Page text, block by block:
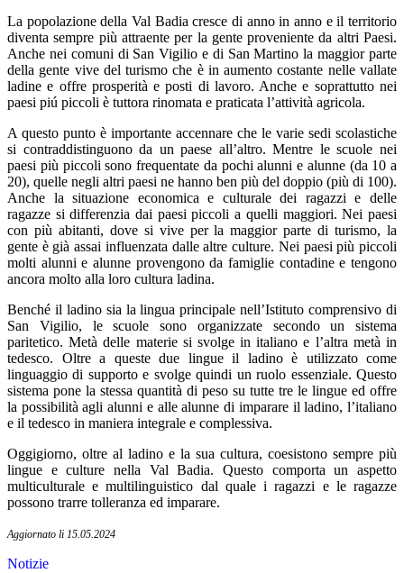
La popolazione della Val Badia cresce di anno in anno e il territorio
diventa sempre più attraente per la gente proveniente da altri Paesi.
Anche nei comuni di San Vigilio e di San Martino la maggior parte
della gente vive del turismo che è in aumento costante nelle vallate
ladine e offre prosperità e posti di lavoro. Anche e soprattutto nei
paesi piú piccoli è tuttora rinomata e praticata l’attività agricola.
A questo punto è importante accennare che le varie sedi scolastiche
si contraddistinguono da un paese all’altro. Mentre le scuole nei
paesi più piccoli sono frequentate da pochi alunni e alunne (da 10 a
20), quelle negli altri paesi ne hanno ben più del doppio (più di 100).
Anche la situazione economica e culturale dei ragazzi e delle
ragazze si differenzia dai paesi piccoli a quelli maggiori. Nei paesi
con più abitanti, dove si vive per la maggior parte di turismo, la
gente è già assai influenzata dalle altre culture. Nei paesi più piccoli
molti alunni e alunne provengono da famiglie contadine e tengono
ancora molto alla loro cultura ladina.
Benché il ladino sia la lingua principale nell’Istituto comprensivo di
San Vigilio, le scuole sono organizzate secondo un sistema
paritetico. Metà delle materie si svolge in italiano e l’altra metà in
tedesco. Oltre a queste due lingue il ladino è utilizzato come
linguaggio di supporto e svolge quindi un ruolo essenziale. Questo
sistema pone la stessa quantità di peso su tutte tre le lingue ed offre
la possibilità agli alunni e alle alunne di imparare il ladino, l’italiano
e il tedesco in maniera integrale e complessiva.
Oggigiorno, oltre al ladino e la sua cultura, coesistono sempre più
lingue e culture nella Val Badia. Questo comporta un aspetto
multiculturale e multilinguistico dal quale i ragazzi e le ragazze
possono trarre tolleranza ed imparare.
Aggiornato li 15.05.2024
Notizie